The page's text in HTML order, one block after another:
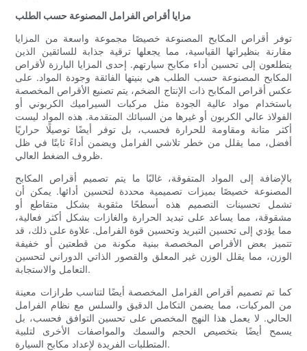
مزايا أقراص الفرامل المصنوعة حسب الطلب
توفر أقراص المكابح المصنوعة خصيصًا مجموعة واسعة من المزايا
مقارنة بنظيراتها القياسية، مما يجعلها ترقية جذابة للسائقين الذين
يتطلعون إلى تحسين أداء مكابح سيارتهم. إحدى المزايا البارزة لأقراص
المكابح المصنوعة حسب الطلب هي بنيتها الفائقة وجودة المواد. على
عكس أقراص المكابح ذات الإنتاج الضخم، يتم تصنيع الأقراص المخصصة
باستخدام مواد عالية الجودة مثل مركبات السيراميك الكربوني أو
الفولاذ عالي الكربون أو غيرها من السبائك المتقدمة. هذه المواد ليست
أكثر متانة ومقاومة للحرارة فحسب، بل توفر أيضًا توصيلًا حراريًا
أفضل، مما يقلل من خطر تلاشي الفرامل ويضمن أداءً ثابتًا في ظل
ظروف الضغط العالي.
بالإضافة إلى المواد المتفوقة، غالبًا ما يتم تصميم أقراص المكابح
المصنوعة خصيصًا بميزات تصميمية محددة لتحسين أدائها. يمكن أن
تشمل تحسينات التصميم هذه أسطحًا مثقوبة بشكل متقاطع أو
مشقوقة، مما يساعد على تبديد الحرارة والغازات بشكل أكثر فعالية،
مما يؤدي إلى تحسين التبريد وتحسين قوة الفرامل. علاوة على ذلك، قد
تتميز بعض الأقراص المخصصة ببنية مكونة من قطعتين أو خفيفة
الوزن، مما يقلل الوزن غير المعلق والقصور الذاتي الدوراني لتحسين
التعامل والاستجابة.
كما تم تصميم أقراص الفرامل المخصصة أيضًا لتناسب طرازات معينة
من المركبات، مما يضمن التكامل الدقيق والسلس مع نظام الفرامل
الحالي. لا يعمل هذا النهج المخصص على تحسين التوافق فحسب، بل
يسمح أيضًا بتخصيص الحجم والسمك والمواصفات الأخرى لتلبية
المتطلبات الفريدة لإعداد مكابح السيارة.